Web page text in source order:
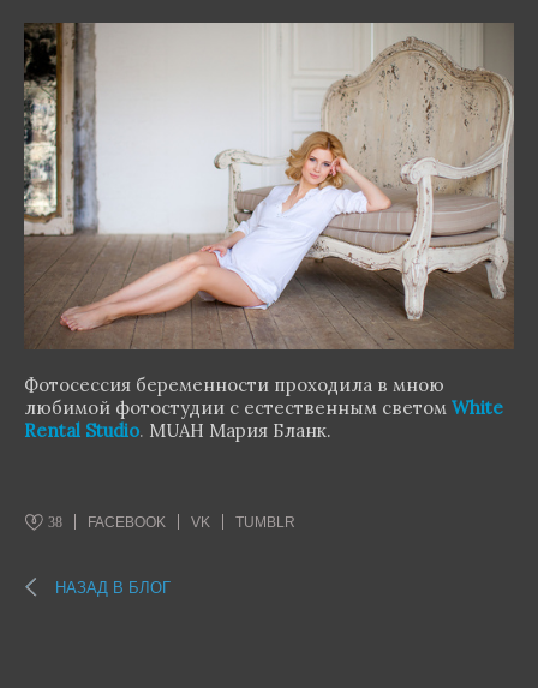
Фотосессия беременности проходила в мною
любимой фотостудии с естественным светом White
Rental Studio. MUAH Мария Бланк.
38 FACEBOOK VK TUMBLR
НАЗАД В БЛОГ